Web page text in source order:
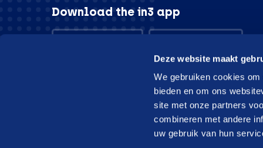
Deze website maakt
We gebruiken cookies
bieden en om ons
site met onze partners
combineren met andere
uw gebruik van hun
Download the in3 app
© in3 - 2026 All rights reserverd